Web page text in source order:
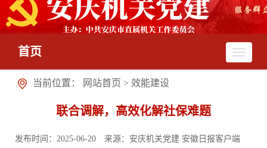
首页
当前位置： 网站首页 > 效能建设
联合调解，高效化解社保难题
发布时间：2025-06-20
来源：安庆机关党建 安徽日报客户端